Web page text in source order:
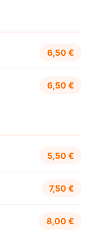
6,50 €
6,50 €
5,50 €
7,50 €
8,00 €